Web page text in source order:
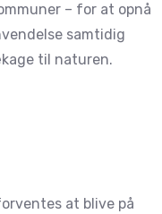
– for at opnå
samtidig
til naturen.
at blive på